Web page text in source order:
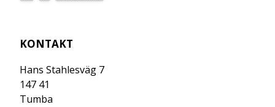
KONTAKT
Hans Stahlesväg 7
147 41
Tumba